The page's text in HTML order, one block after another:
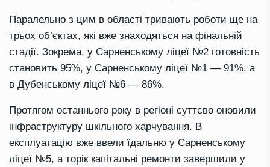
Паралельно з цим в області тривають роботи ще на
трьох об’єктах, які вже знаходяться на фінальній
стадії. Зокрема, у Сарненському ліцеї №2 готовність
становить 95%, у Сарненському ліцеї №1 — 91%, а
в Дубенському ліцеї №6 — 86%.
Протягом останнього року в регіоні суттєво оновили
інфраструктуру шкільного харчування. В
експлуатацію вже ввели їдальню у Сарненському
ліцеї №5, а торік капітальні ремонти завершили у